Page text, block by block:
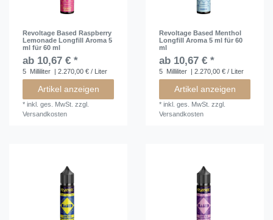
Revoltage Based Raspberry
Lemonade Longfill Aroma 5
ml für 60 ml
ab 10,67 € *
5 Milliliter | 2.270,00 € / Liter
Artikel anzeigen
*inkl. ges. MwSt. zzgl.
Versandkosten
Revoltage Based Menthol
Longfill Aroma 5 ml für 60
ml
ab 10,67 € *
5 Milliliter | 2.270,00 € / Liter
Artikel anzeigen
*inkl. ges. MwSt. zzgl.
Versandkosten